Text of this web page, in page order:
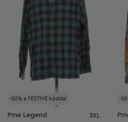
-50% a FESTIVE kóddal
Pme Legend 3XL
-